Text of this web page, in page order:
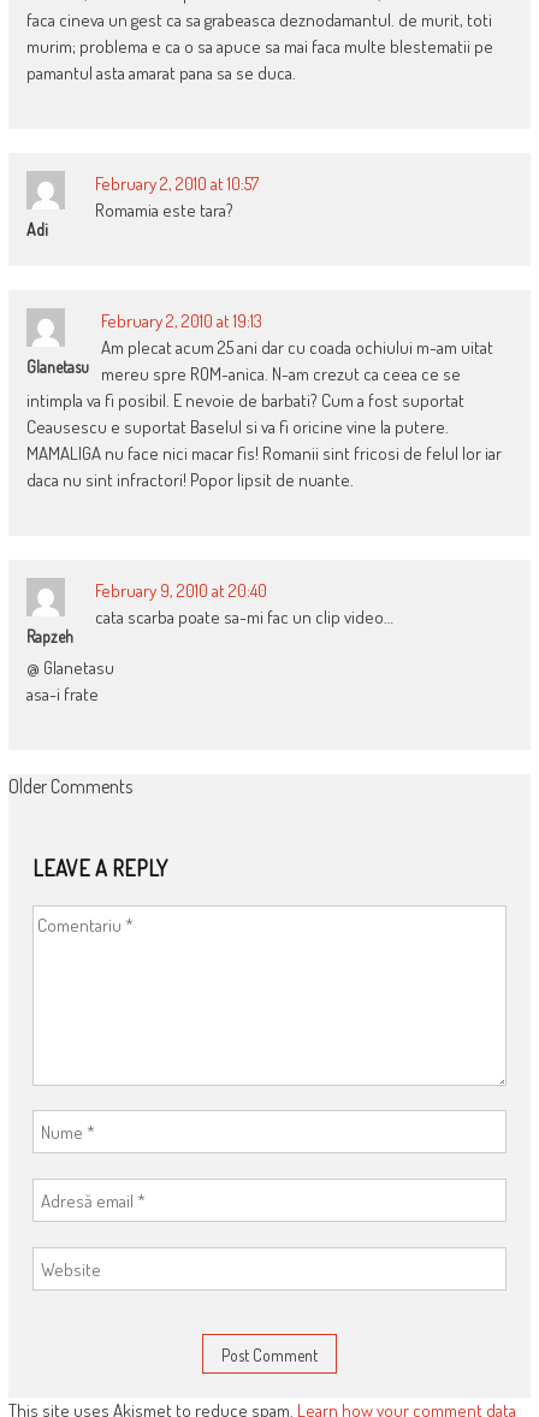
faca cineva un gest ca sa grabeasca deznodamantul. de murit, toti
murim; problema e ca o sa apuce sa mai faca multe blestematii pe
pamantul asta amarat pana sa se duca.
Adi
February 2, 2010 at 10:57
Romamia este tara?
Glanetasu
February 2, 2010 at 19:13
Am plecat acum 25 ani dar cu coada ochiului m-am uitat
mereu spre ROM-anica. N-am crezut ca ceea ce se
intimpla va fi posibil. E nevoie de barbati? Cum a fost suportat
Ceausescu e suportat Baselul si va fi oricine vine la putere.
MAMALIGA nu face nici macar fis! Romanii sint fricosi de felul lor iar
daca nu sint infractori! Popor lipsit de nuante.
Rapzeh
February 9, 2010 at 20:40
cata scarba poate sa-mi fac un clip video…
@ Glanetasu
asa-i frate
COMMENT
Older Comments
LEAVE A REPLY
This site uses Akismet to reduce spam. Learn how your comment data